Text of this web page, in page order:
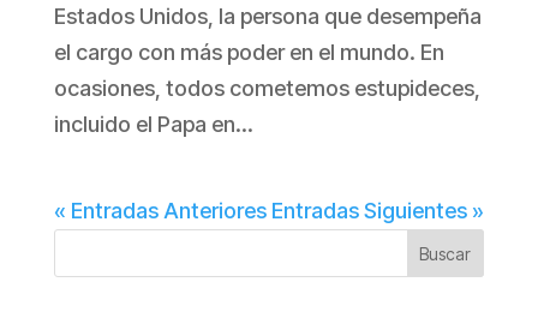
Estados Unidos, la persona que desempeña
el cargo con más poder en el mundo. En
ocasiones, todos cometemos estupideces,
incluido el Papa en...
« Entradas Anteriores Entradas Siguientes »
Buscar